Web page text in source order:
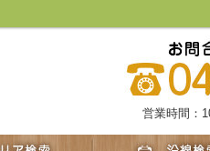
営業時間：